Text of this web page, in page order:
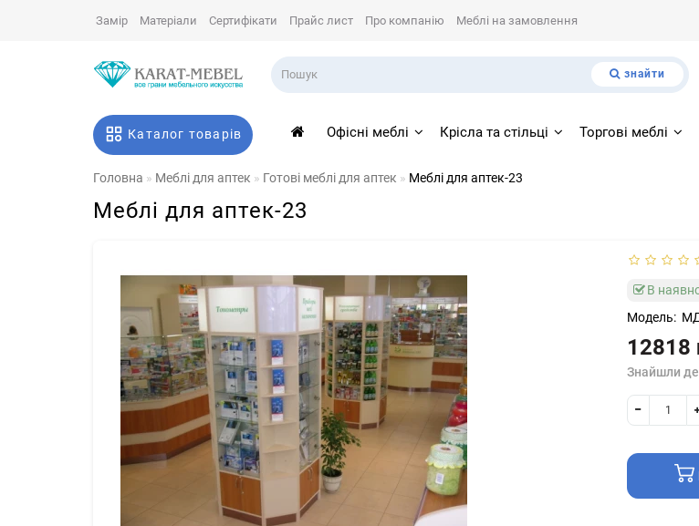
Замір Матеріали Сертифікати Прайс лист Про компанію Меблі на замовлення
знайти
Каталог товарів Офісні меблі Крісла та стільці Торгові меблі
Головна Меблі для аптек Готові меблі для аптек Меблі для аптек-23
Меблі для аптек-23
В
Модель:
12818
Знайшли